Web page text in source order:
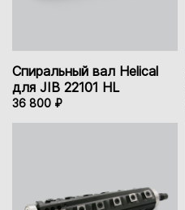
Спиральный вал Helical
для JIB 22101 HL
36 800 ₽